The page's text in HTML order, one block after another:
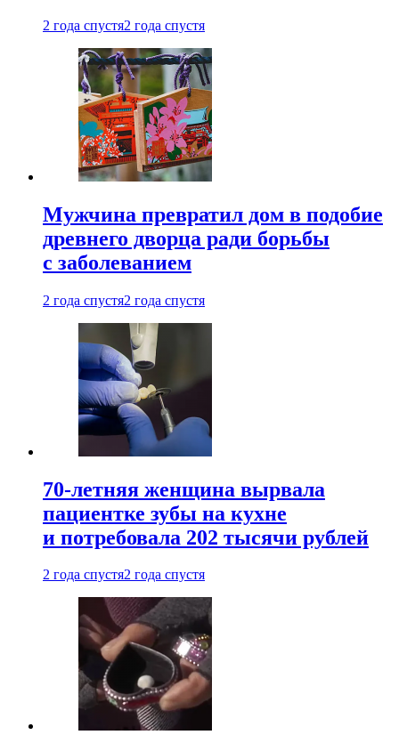
2 года спустя2 года спустя
Мужчина превратил дом в подобие
древнего дворца ради борьбы
с заболеванием
2 года спустя2 года спустя
70-летняя женщина вырвала
пациентке зубы на кухне
и потребовала 202 тысячи рублей
2 года спустя2 года спустя